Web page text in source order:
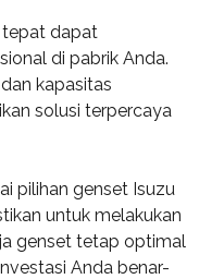
tepat dapat
di pabrik Anda.
kapasitas
solusi terpercaya
pilihan genset Isuzu
untuk melakukan
genset tetap optimal
Anda benar-